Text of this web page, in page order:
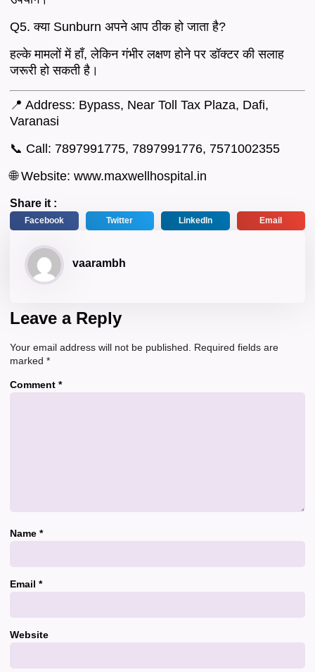
Q5. क्या Sunburn अपने आप ठीक हो जाता है?
हल्के मामलों में हाँ, लेकिन गंभीर लक्षण होने पर डॉक्टर की सलाह
जरूरी हो सकती है।
📍 Address: Bypass, Near Toll Tax Plaza, Dafi,
Varanasi
📞 Call: 7897991775, 7897991776, 7571002355
🌐 Website: www.maxwellhospital.in
Share it :
Facebook Twitter LinkedIn Email
vaarambh
Leave a Reply
Your email address will not be published.
Required fields are
marked *
Comment *
Name *
Email *
Website